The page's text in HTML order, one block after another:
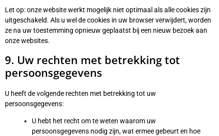
Let op: onze website werkt mogelijk niet optimaal als alle cookies zijn
uitgeschakeld. Als u wel de cookies in uw browser verwijdert, worden
ze na uw toestemming opnieuw geplaatst bij een nieuw bezoek aan
onze websites.
9. Uw rechten met betrekking tot
persoonsgegevens
U heeft de volgende rechten met betrekking tot uw
persoonsgegevens:
U hebt het recht om te weten waarom uw
persoonsgegevens nodig zijn, wat ermee gebeurt en hoe